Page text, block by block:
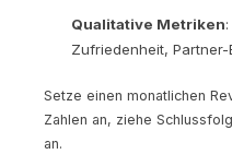
Qualitative Metriken
Zufriedenheit,
Setze einen monatlichen
Zahlen an, ziehe
an.